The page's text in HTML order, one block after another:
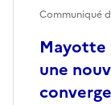
Mayotte
une
Communiqué